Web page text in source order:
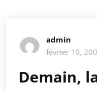
admin
février 10,
Demain,